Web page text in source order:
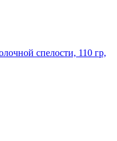
спелости, 110 гр,